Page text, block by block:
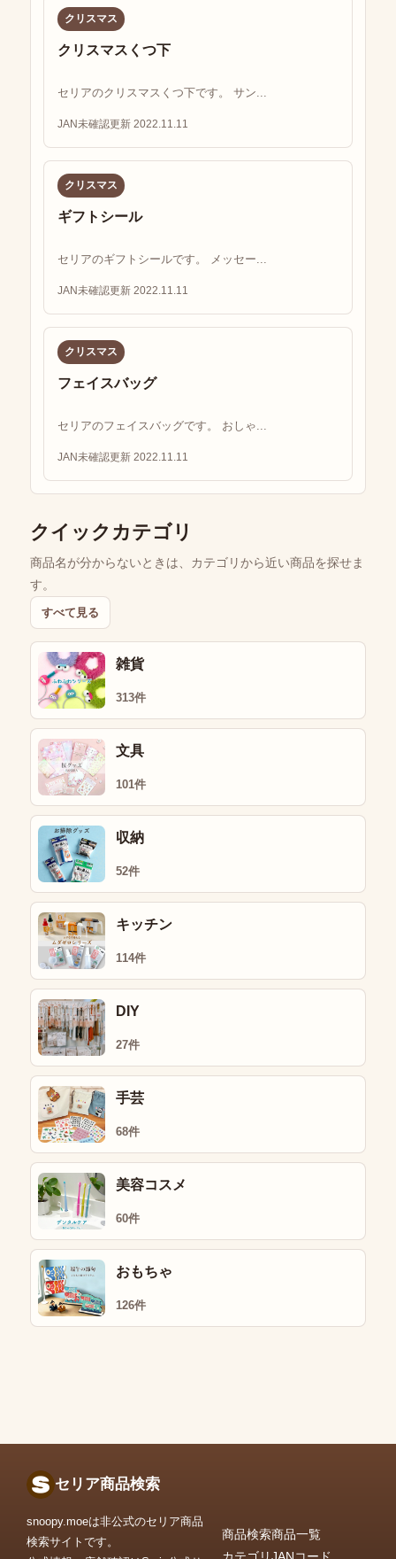
クリスマス
クリスマスくつ下
セリアのクリスマスくつ下です。 サン...
JAN未確認更新 2022.11.11
クリスマス
ギフトシール
セリアのギフトシールです。 メッセー...
JAN未確認更新 2022.11.11
クリスマス
フェイスバッグ
セリアのフェイスバッグです。 おしゃ...
JAN未確認更新 2022.11.11
クイックカテゴリ
商品名が分からないときは、カテゴリから近い商品を探せま
す。
すべて見る
雑貨
313件
文具
101件
収納
52件
キッチン
114件
DIY
27件
手芸
68件
美容コスメ
60件
おもちゃ
126件
セリア商品検索
snoopy.moeは非公式のセリア商品
検索サイトです。
商品検索商品一覧